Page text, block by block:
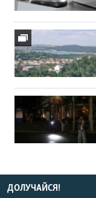
ДОЛУЧАЙСЯ!